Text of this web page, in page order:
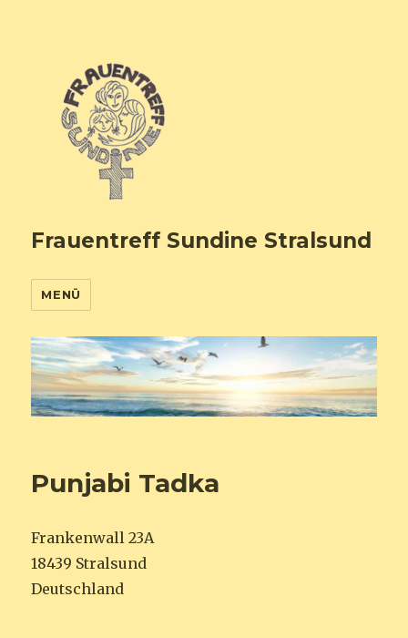
Frauentreff Sundine Stralsund
MENÜ
Punjabi Tadka
Frankenwall 23A
18439 Stralsund
Deutschland